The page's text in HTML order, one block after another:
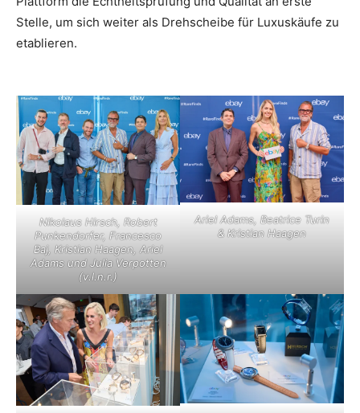
Stelle, um sich weiter als Drehscheibe für Luxuskäufe zu
etablieren.
Nikolaus Hirsch, Robert
Punkendorfer, Francesco
Baj, Kristian Haagen,Ariel
Adams und Julia Verpotten
(v.l.n.r.)
Ariel Adams, Beatrice Turin
& Kristian Haagen